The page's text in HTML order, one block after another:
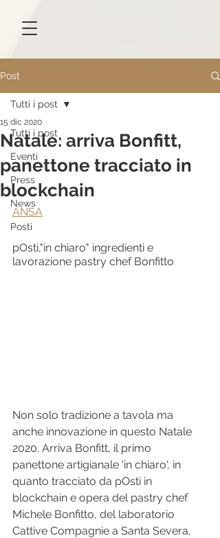
Post
Tutti i post
Eventi
Press
News
Posti
Tutti i post
Natale: arriva Bonfitt,
panettone tracciato in
blockchain
15 dic 2020
ANSA
pOsti,"in chiaro" ingredienti e
lavorazione pastry chef Bonfitto
Non solo tradizione a tavola ma
anche innovazione in questo Natale
2020. Arriva Bonfitt, il primo
panettone artigianale 'in chiaro', in
quanto tracciato da pOsti in
blockchain e opera del pastry chef
Michele Bonfitto, del laboratorio
Cattive Compagnie a Santa Severa,